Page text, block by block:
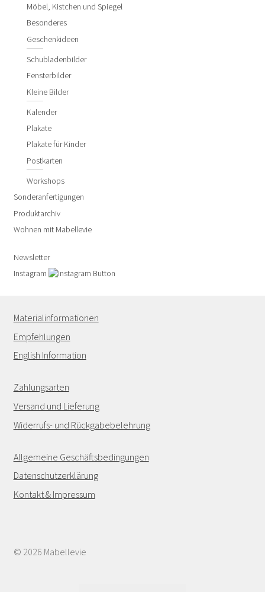
Möbel, Kistchen und Spiegel
Besonderes
Geschenkideen
Schubladenbilder
Fensterbilder
Kleine Bilder
Kalender
Plakate
Plakate für Kinder
Postkarten
Workshops
Sonderanfertigungen
Produktarchiv
Wohnen mit Mabellevie
Newsletter
Instagram
Materialinformationen
Empfehlungen
English Information
Zahlungsarten
Versand und Lieferung
Widerrufs- und Rückgabebelehrung
Allgemeine Geschäftsbedingungen
Datenschutzerklärung
Kontakt & Impressum
© 2026 Mabellevie